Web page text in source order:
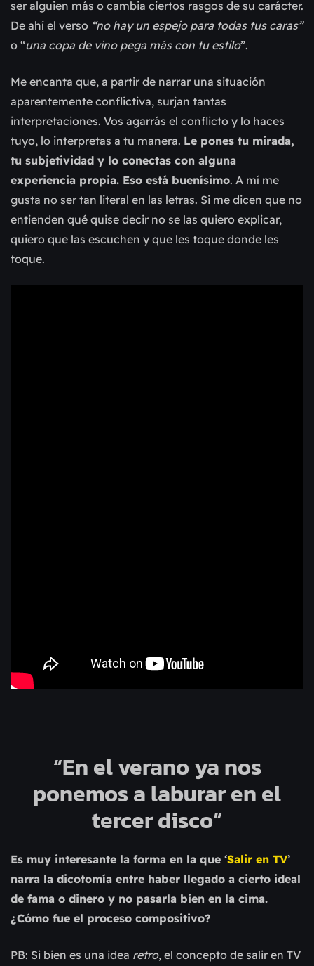
ser alguien más o cambia ciertos rasgos de su carácter.
De ahí el verso “no hay un espejo para todas tus caras”
o “una copa de vino pega más con tu estilo”.
Me encanta que, a partir de narrar una situación
aparentemente conflictiva, surjan tantas
interpretaciones. Vos agarrás el conflicto y lo haces
tuyo, lo interpretas a tu manera. Le pones tu mirada,
tu subjetividad y lo conectas con alguna
experiencia propia. Eso está buenísimo. A mí me
gusta no ser tan literal en las letras. Si me dicen que no
entienden qué quise decir no se las quiero explicar,
quiero que las escuchen y que les toque donde les
toque.
“En el verano ya nos
ponemos a laburar en el
tercer disco”
Es muy interesante la forma en la que ‘Salir en TV’
narra la dicotomía entre haber llegado a cierto ideal
de fama o dinero y no pasarla bien en la cima.
¿Cómo fue el proceso compositivo?
PB: Si bien es una idea retro, el concepto de salir en TV